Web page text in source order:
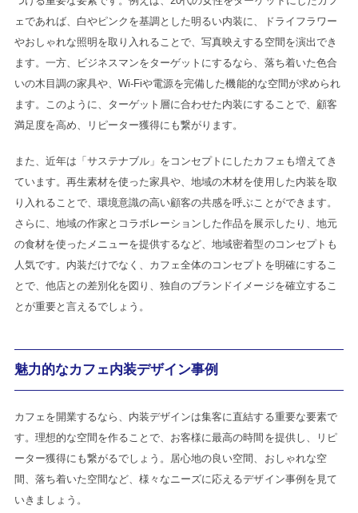
ェであれば、白やピンクを基調とした明るい内装に、ドライフラワー
やおしゃれな照明を取り入れることで、写真映えする空間を演出でき
ます。一方、ビジネスマンをターゲットにするなら、落ち着いた色合
いの木目調の家具や、Wi-Fiや電源を完備した機能的な空間が求められ
ます。このように、ターゲット層に合わせた内装にすることで、顧客
満足度を高め、リピーター獲得にも繋がります。
また、近年は「サステナブル」をコンセプトにしたカフェも増えてき
ています。再生素材を使った家具や、地域の木材を使用した内装を取
り入れることで、環境意識の高い顧客の共感を呼ぶことができます。
さらに、地域の作家とコラボレーションした作品を展示したり、地元
の食材を使ったメニューを提供するなど、地域密着型のコンセプトも
人気です。内装だけでなく、カフェ全体のコンセプトを明確にするこ
とで、他店との差別化を図り、独自のブランドイメージを確立するこ
とが重要と言えるでしょう。
魅力的なカフェ内装デザイン事例
カフェを開業するなら、内装デザインは集客に直結する重要な要素で
す。理想的な空間を作ることで、お客様に最高の時間を提供し、リピ
ーター獲得にも繋がるでしょう。居心地の良い空間、おしゃれな空
間、落ち着いた空間など、様々なニーズに応えるデザイン事例を見て
いきましょう。